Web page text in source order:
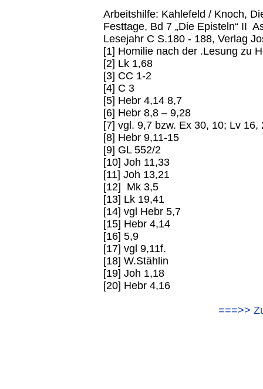
Arbeitshilfe: Kahlefeld / Knoch,
Festtage, Bd 7 „Die Episteln“ II
Lesejahr C S.180 - 188, Verlag
[1] Homilie nach der .Lesung zu
[2] Lk 1,68
[3] CC 1-2
[4] C 3
[5] Hebr 4,14 8,7
[6] Hebr 8,8 – 9,28
[7] vgl. 9,7 bzw. Ex 30, 10; Lv 16,
[8] Hebr 9,11-15
[9] GL 552/2
[10] Joh 11,33
[11] Joh 13,21
[12] Mk 3,5
[13] Lk 19,41
[14] vgl Hebr 5,7
[15] Hebr 4,14
[16] 5,9
[17] vgl 9,11f.
[18] W.Stählin
[19] Joh 1,18
[20] Hebr 4,16
===>>